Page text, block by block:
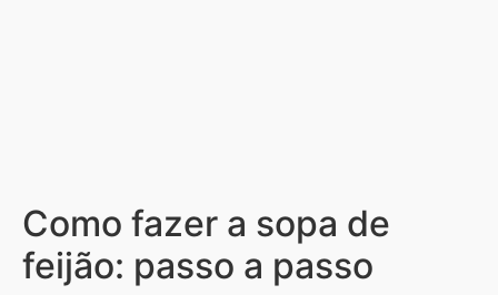
Como fazer a sopa de
feijão: passo a passo